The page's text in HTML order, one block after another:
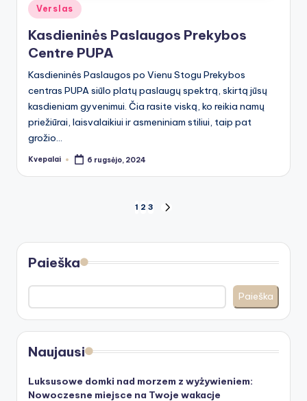
Posted
in
Verslas
Kasdieninės Paslaugos Prekybos
Centre PUPA
Kasdieninės Paslaugos po Vienu Stogu Prekybos
centras PUPA siūlo platų paslaugų spektrą, skirtą jūsų
kasdieniam gyvenimui. Čia rasite viską, ko reikia namų
priežiūrai, laisvalaikiui ir asmeniniam stiliui, taip pat
grožio…
Posted
Kvepalai 6 rugsėjo, 2024
puslapiavimas
1 2 3
Paieška
Paieška
Naujausi
Luksusowe domki nad morzem z wyżywieniem:
Nowoczesne miejsce na Twoje wakacje